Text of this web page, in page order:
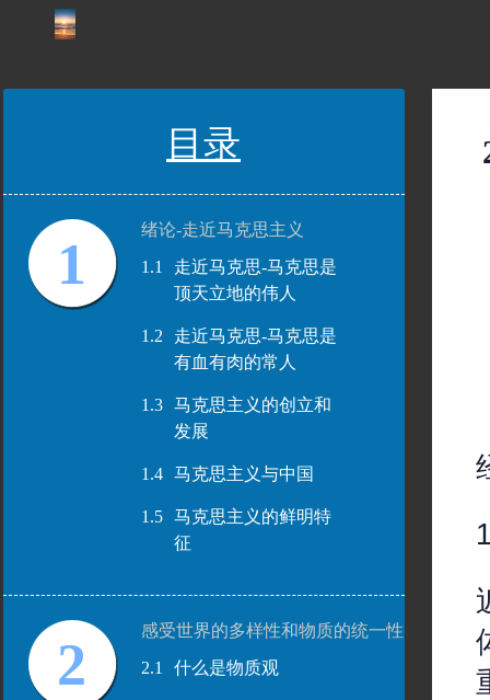
目录
1
绪论-走近马克思主义
1.1
走近马克思-马克思是
顶天立地的伟人
1.2
走近马克思-马克思是
有血有肉的常人
1.3
马克思主义的创立和
发展
1.4 马克思主义与中国
1.5
马克思主义的鲜明特
征
2
感受世界的多样性和物质的统一性
2.1
什么是物质观